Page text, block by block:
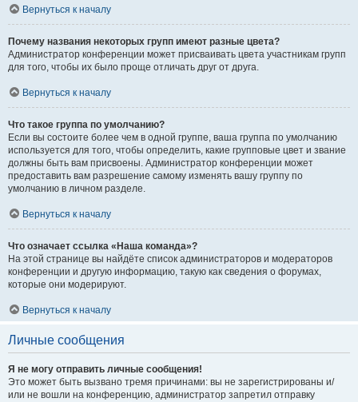
Вернуться к началу
Почему названия некоторых групп имеют разные цвета?
Администратор конференции может присваивать цвета участникам групп
для того, чтобы их было проще отличать друг от друга.
Вернуться к началу
Что такое группа по умолчанию?
Если вы состоите более чем в одной группе, ваша группа по умолчанию
используется для того, чтобы определить, какие групповые цвет и звание
должны быть вам присвоены. Администратор конференции может
предоставить вам разрешение самому изменять вашу группу по
умолчанию в личном разделе.
Вернуться к началу
Что означает ссылка «Наша команда»?
На этой странице вы найдёте список администраторов и модераторов
конференции и другую информацию, такую как сведения о форумах,
которые они модерируют.
Вернуться к началу
Личные сообщения
Я не могу отправить личные сообщения!
Это может быть вызвано тремя причинами: вы не зарегистрированы и/
или не вошли на конференцию, администратор запретил отправку